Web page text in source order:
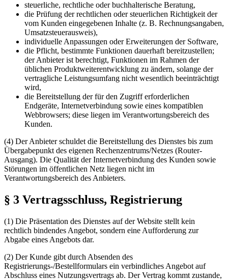
steuerliche, rechtliche oder buchhalterische Beratung,
die Prüfung der rechtlichen oder steuerlichen Richtigkeit der
vom Kunden eingegebenen Inhalte (z. B. Rechnungsangaben,
Umsatzsteuerausweis),
individuelle Anpassungen oder Erweiterungen der Software,
die Pflicht, bestimmte Funktionen dauerhaft bereitzustellen;
der Anbieter ist berechtigt, Funktionen im Rahmen der
üblichen Produktweiterentwicklung zu ändern, solange der
vertragliche Leistungsumfang nicht wesentlich beeinträchtigt
wird,
die Bereitstellung der für den Zugriff erforderlichen
Endgeräte, Internetverbindung sowie eines kompatiblen
Webbrowsers; diese liegen im Verantwortungsbereich des
Kunden.
(4) Der Anbieter schuldet die Bereitstellung des Dienstes bis zum
Übergabepunkt des eigenen Rechenzentrums/Netzes (Router-
Ausgang). Die Qualität der Internetverbindung des Kunden sowie
Störungen im öffentlichen Netz liegen nicht im
Verantwortungsbereich des Anbieters.
§ 3 Vertragsschluss, Registrierung
(1) Die Präsentation des Dienstes auf der Website stellt kein
rechtlich bindendes Angebot, sondern eine Aufforderung zur
Abgabe eines Angebots dar.
(2) Der Kunde gibt durch Absenden des
Registrierungs-/Bestellformulars ein verbindliches Angebot auf
Abschluss eines Nutzungsvertrags ab. Der Vertrag kommt zustande,